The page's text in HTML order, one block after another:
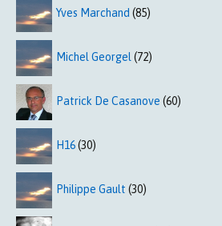
Yves Marchand (85)
Michel Georgel (72)
Patrick De Casanove (60)
H16(30)
Philippe Gault (30)